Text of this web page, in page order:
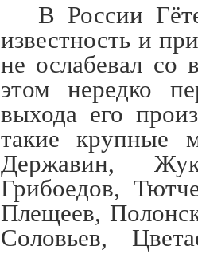
В России
известность и
не ослабевал со
этом нередко
выхода его
такие крупные
Державин,
Грибоедов,
Плещеев,
Соловьев,